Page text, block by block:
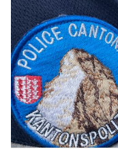
s
c
h
?
D
a
n
n
w